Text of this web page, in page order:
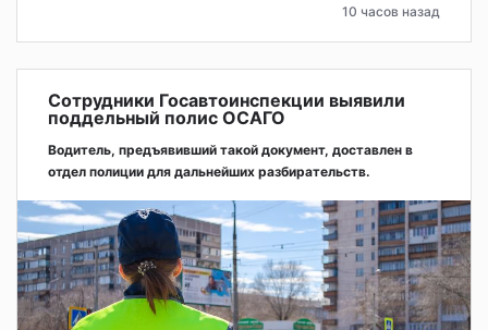
10 часов назад
Сотрудники Госавтоинспекции выявили
поддельный полис ОСАГО
Водитель, предъявивший такой документ, доставлен в
отдел полиции для дальнейших разбирательств.